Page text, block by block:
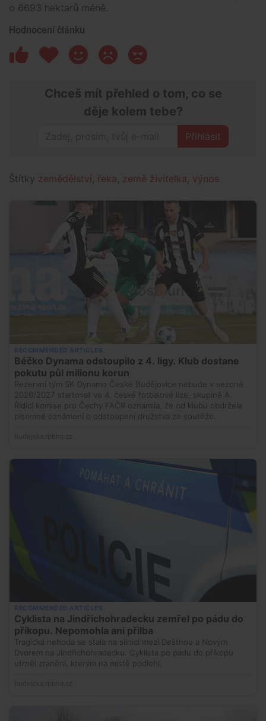
o 6693 hektarů méně.
Hodnocení článku
Chceš mít přehled o tom, co se
děje kolem tebe?
Přihlásit
Štítky zemědělství řeka země živitelka výnos